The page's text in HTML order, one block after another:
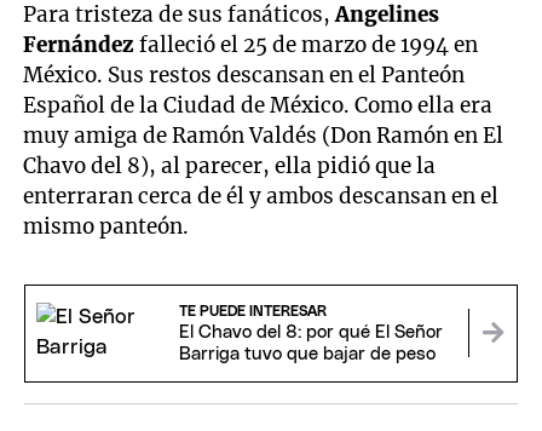
Para tristeza de sus fanáticos,Angelines
Fernándezfalleció el 25 de marzo de 1994 en
México. Sus restos descansan en el Panteón
Español de la Ciudad de México. Como ella era
muy amiga de Ramón Valdés (Don Ramón en El
Chavo del 8), al parecer, ella pidió que la
enterraran cerca de él y ambos descansan en el
mismo panteón.
TE PUEDE INTERESAR
El Chavo del 8: por qué El Señor
Barriga tuvo que bajar de peso